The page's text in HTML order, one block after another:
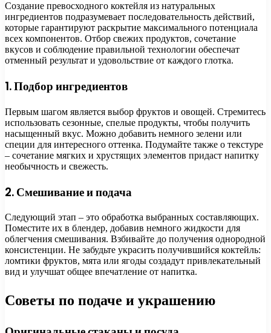
Создание превосходного коктейля из натуральных
ингредиентов подразумевает последовательность действий,
которые гарантируют раскрытие максимального потенциала
всех компонентов. Отбор свежих продуктов, сочетание
вкусов и соблюдение правильной технологии обеспечат
отменный результат и удовольствие от каждого глотка.
1. Подбор ингредиентов
Первым шагом является выбор фруктов и овощей. Стремитесь
использовать сезонные, спелые продукты, чтобы получить
насыщенный вкус. Можно добавить немного зелени или
специи для интересного оттенка. Подумайте также о текстуре
– сочетание мягких и хрустящих элементов придаст напитку
необычность и свежесть.
2. Смешивание и подача
Следующий этап – это обработка выбранных составляющих.
Поместите их в блендер, добавив немного жидкости для
облегчения смешивания. Взбивайте до получения однородной
консистенции. Не забудьте украсить получившийся коктейль:
ломтики фруктов, мята или ягоды создадут привлекательный
вид и улучшат общее впечатление от напитка.
Советы по подаче и украшению